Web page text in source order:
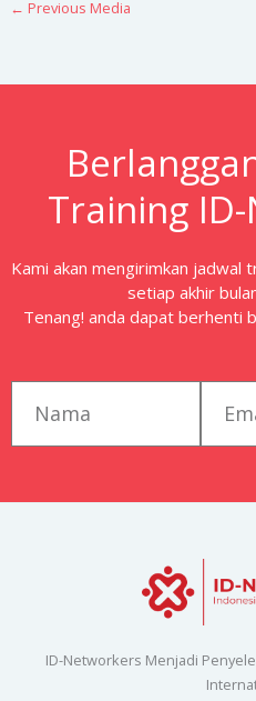
← Previous Media
Training
Kami akan mengirimkan
setiap akhir
Tenang! anda dapat berhenti
ID-Networkers Menjadi